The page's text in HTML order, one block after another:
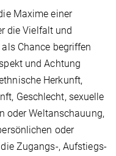
Maxime einer
die Vielfalt und
Chance begriffen
und Achtung
Herkunft,
Geschlecht, sexuelle
oder Weltanschauung,
oder
Zugangs-, Aufstiegs-